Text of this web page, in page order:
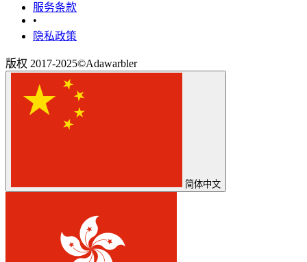
‎服务条款‎
•
隐私政策
版权 2017-2025©Adawarbler
简体中文